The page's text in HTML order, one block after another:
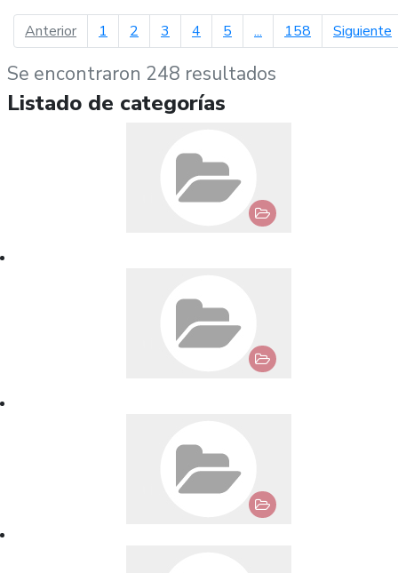
Anteriorpágina anterior
1 2 3 4 5 ... 158 Siguiente
Se encontraron 248 resultados
Listado de categorías